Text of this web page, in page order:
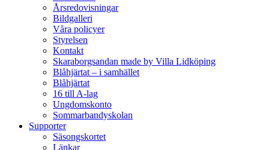
Årsredovisningar
Bildgalleri
Våra policyer
Styrelsen
Kontakt
Skaraborgsandan made by Villa Lidköping
Blåhjärtat – i samhället
Blåhjärtat
16 till A-lag
Ungdomskonto
Sommarbandyskolan
Supporter
Säsongskortet
Länkar